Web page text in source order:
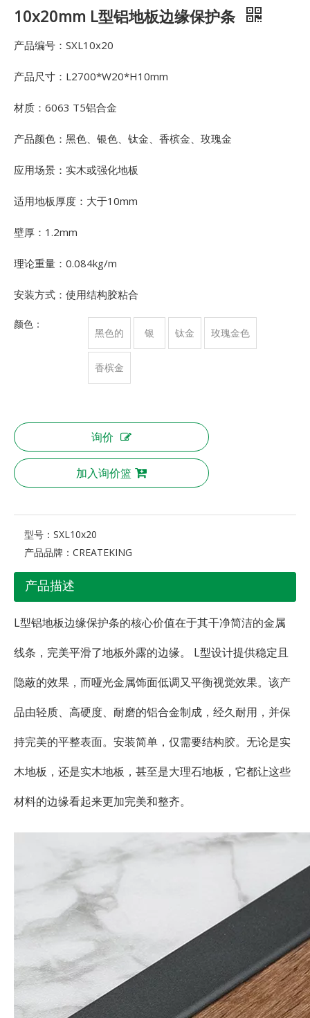
10x20mm L型铝地板边缘保护条
产品编号：SXL10x20
产品尺寸：L2700*W20*H10mm
材质：6063 T5铝合金
产品颜色：黑色、银色、钛金、香槟金、玫瑰金
应用场景：实木或强化地板
适用地板厚度：大于10mm
壁厚：1.2mm
理论重量：0.084kg/m
安装方式：使用结构胶粘合
颜色：
黑色的 银 钛金 玫瑰金色
香槟金
询价
加入询价篮
型号： SXL10x20
产品品牌： CREATEKING
产品描述
L型铝地板边缘保护条的核心价值在于其干净简洁的金属
线条，完美平滑了地板外露的边缘。 L型设计提供稳定且
隐蔽的效果，而哑光金属饰面低调又平衡视觉效果。该产
品由轻质、高硬度、耐磨的铝合金制成，经久耐用，并保
持完美的平整表面。安装简单，仅需要结构胶。无论是实
木地板，还是实木地板，甚至是大理石地板，它都让这些
材料的边缘看起来更加完美和整齐。